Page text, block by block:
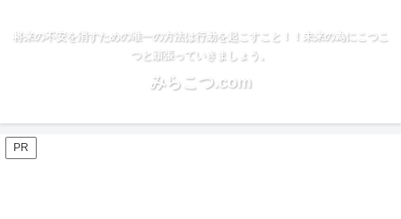
将来の不安を消すための唯一の方法は行動を起こすこと！！未来の為にこつこ
つと頑張っていきましょう。
みらこつ.com
PR